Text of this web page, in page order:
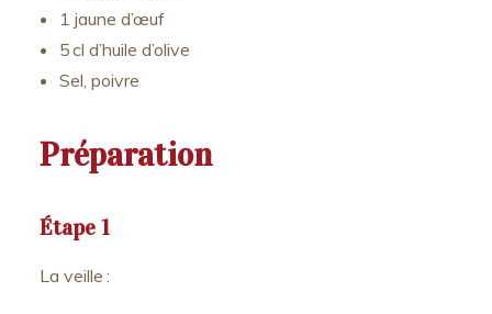
1 jaune d’œuf
5 cl d’huile d’olive
Sel, poivre
Préparation
Étape 1
La veille :